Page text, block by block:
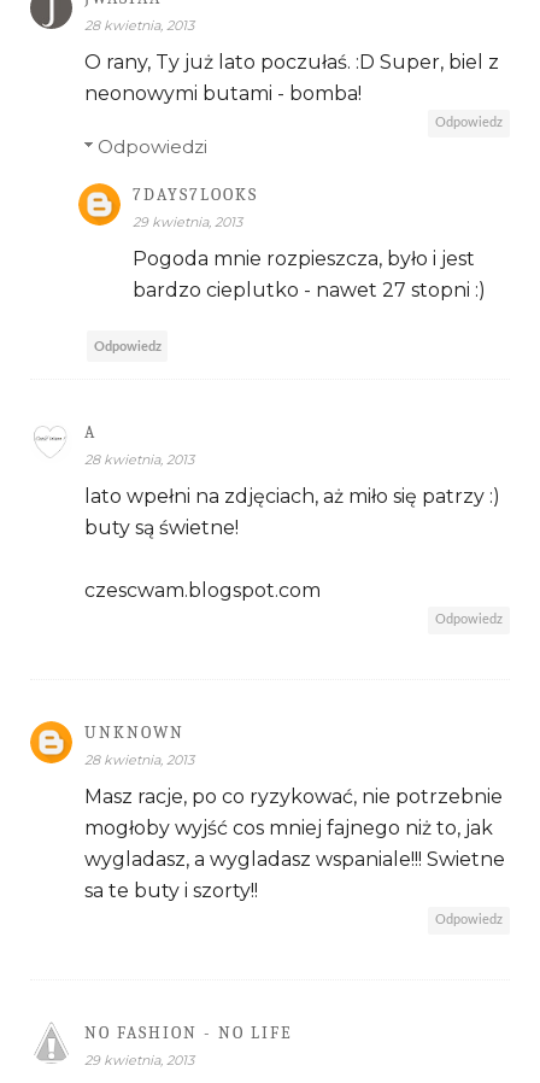
28 kwietnia, 2013
O rany, Ty już lato poczułaś. :D Super, biel z
neonowymi butami - bomba!
Odpowiedz
Odpowiedzi
7DAYS7LOOKS
29 kwietnia, 2013
Pogoda mnie rozpieszcza, było i jest
bardzo cieplutko - nawet 27 stopni :)
Odpowiedz
A
28 kwietnia, 2013
lato wpełni na zdjęciach, aż miło się patrzy :)
buty są świetne!
czescwam.blogspot.com
Odpowiedz
UNKNOWN
28 kwietnia, 2013
Masz racje, po co ryzykować, nie potrzebnie
mogłoby wyjść cos mniej fajnego niż to, jak
wygladasz, a wygladasz wspaniale!!! Swietne
sa te buty i szorty!!
Odpowiedz
NO FASHION - NO LIFE
29 kwietnia, 2013